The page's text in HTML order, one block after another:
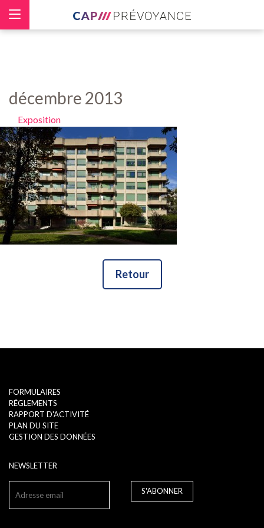
décembre 2013
Exposition
Retour
FORMULAIRES
RÉGLEMENTS
RAPPORT D'ACTIVITÉ
PLAN DU SITE
GESTION DES DONNÉES
NEWSLETTER
S'ABONNER
Panneau de gestion des cookies